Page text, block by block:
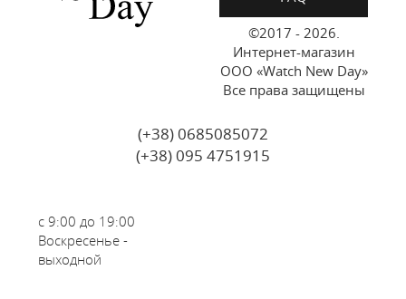
©2017 - 2026.
Интернет-магазин
ООО «Watch New Day»
Все права защищены
(+38) 0685085072
(+38) 095 4751915
с 9:00 до 19:00
Воскресенье -
выходной